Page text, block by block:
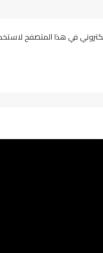
في هذا المتصفح